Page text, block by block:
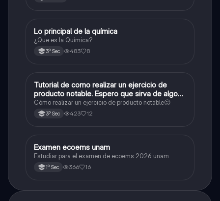
Química
Lo principal de la química
¿Que es la Química?
3º Sec 483 8
Matemáticas
Tutorial de como realizar un ejercicio de
producto notable. Espero que sirva de algo💕
😜
Cómo realizar un ejercicio de producto notable😜
3º Sec 423 12
Español
Examen ecoems unam
Estudiar para el examen de ecoems 2026 unam
1º Sec 366 16